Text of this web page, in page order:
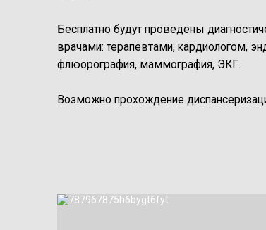
Бесплатно будут проведены
врачами: терапевтами, кардиологом,
флюорография, маммография, ЭКГ.
Возможно прохождение